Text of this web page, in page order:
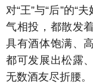
对“王”与“后”的“
气相投，都散发
具有酒体饱满、
都可发展出松露
无数酒友尽折腰。